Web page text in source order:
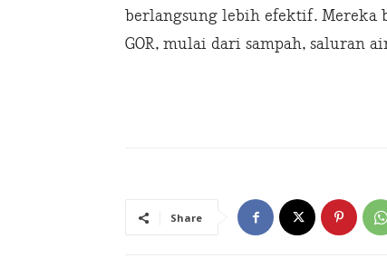
berlangsung lebih efektif. Mereka
GOR, mulai dari sampah, saluran
Share